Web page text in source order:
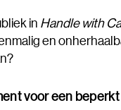
in Handle with
en
voor een